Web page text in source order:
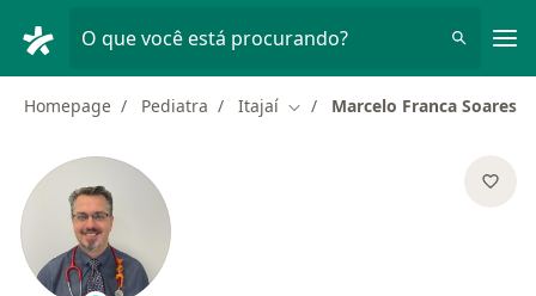
O que você está procurando?
Homepage Pediatra Itajaí Mudar de cidade
Marcelo Franca Soares